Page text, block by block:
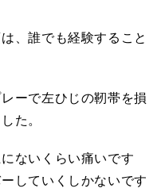
、誰でも経験すること
ーで左ひじの靭帯を損
た。
ないくらい痛いです
していくしかないです